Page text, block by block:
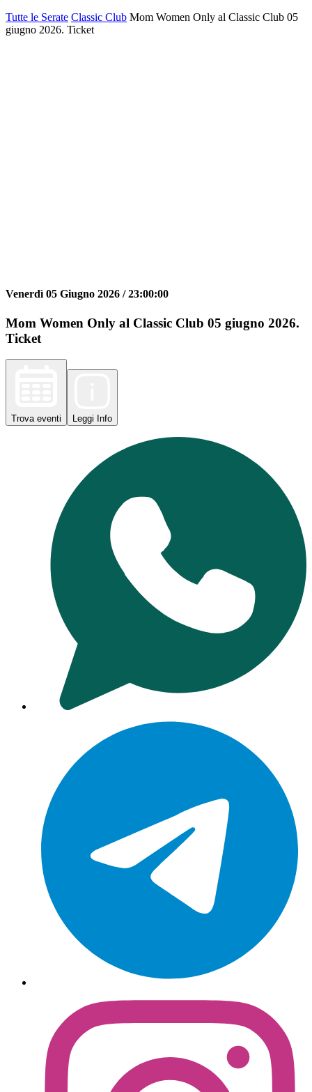
Tutte le Serate Classic Club Mom Women Only al Classic Club 05
giugno 2026. Ticket
Venerdì 05 Giugno 2026 /23:00:00
Mom Women Only al Classic Club 05 giugno 2026.
Ticket
Trova eventi Leggi Info